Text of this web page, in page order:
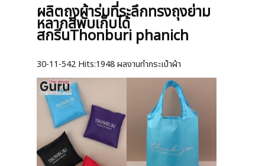
ผลิตถุงผ้าร่มที่ระลึกทรงถุงย่าม
หลากสีพับเก็บได้
สกรีนThonburi phanich
30-11-542 Hits:1948 ผลงานทำกระเป๋าผ้า